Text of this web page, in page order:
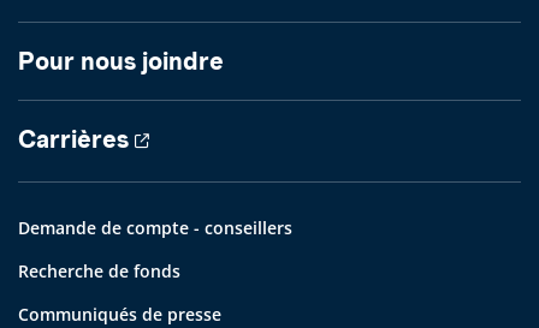
Pour nous joindre
Carrières
Demande de compte - conseillers
Recherche de fonds
Communiqués de presse